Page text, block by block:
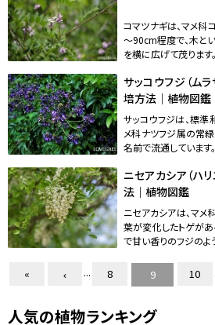
コマツナギは、マメ科
～90cm程度で、木と
を横に広げて茂ります
サッコウフジ（ム
培方法｜植物図鑑
サッコウフジは、標準
メ科ナツフジ属の常
名前で流通しています
ニセアカシア（ハ
法｜植物図鑑
ニセアカシアは、マ
葉が変化したトゲが
で甘い香りのフジのよ
« ... 8 9 10
人気の植物ランキング